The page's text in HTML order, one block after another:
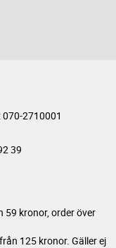
2710001
59 kronor, order över
125 kronor. Gäller ej